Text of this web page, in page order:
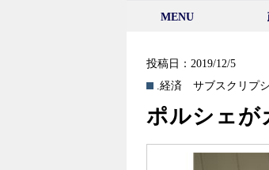
MENU
投稿日：2019/12/5
.経済
サブスクリプ
ポルシェが